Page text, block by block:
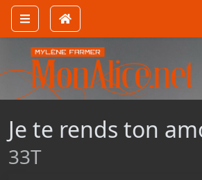
Je te rends ton
33T